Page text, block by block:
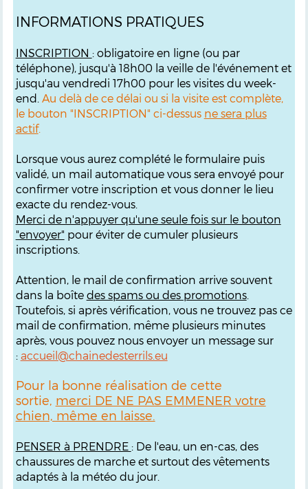
INFORMATIONS PRATIQUES
INSCRIPTION : obligatoire en ligne (ou par
téléphone), jusqu'à 18h00 la veille de l'événement et
jusqu'au vendredi 17h00 pour les visites du week-
end. Au delà de ce délai ou si la visite est complète,
le bouton "INSCRIPTION" ci-dessus ne sera plus
actif.
Lorsque vous aurez complété le formulaire puis
validé, un mail automatique vous sera envoyé pour
confirmer votre inscription et vous donner le lieu
exacte du rendez-vous.
Merci de n'appuyer qu'une seule fois sur le bouton
"envoyer" pour éviter de cumuler plusieurs
inscriptions.
Attention, le mail de confirmation arrive souvent
dans la boîte des spams ou des promotions.
Toutefois, si après vérification, vous ne trouvez pas ce
mail de confirmation, même plusieurs minutes
après, vous pouvez nous envoyer un message sur
: accueil@chainedesterrils.eu
Pour la bonne réalisation de cette
sortie, merci DE NE PAS EMMENER votre
chien, même en laisse.
PENSER à PRENDRE : De l'eau, un en-cas, des
chaussures de marche et surtout des vêtements
adaptés à la météo du jour.